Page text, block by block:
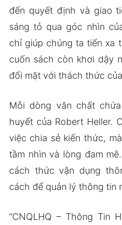
đến quyết định và giao
sáng tỏ qua góc nhìn
chỉ giúp chúng ta tiến xa
cuốn sách còn khơi dậy
đối mặt với thách thức
Mỗi dòng văn chất
huyết của Robert Heller.
việc chia sẻ kiến thức,
tầm nhìn và lòng đam
cách thức vận dụng
cách để quản lý thông tin
“CNQLHQ – Thông Tin